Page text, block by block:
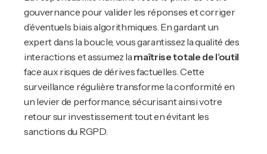
gouvernance pour valider les réponses et corriger
d’éventuels biais algorithmiques. En gardant un
expert dans la boucle, vous garantissez la qualité des
interactions et assumez lamaîtrise totale de l’outil
face aux risques de dérives factuelles. Cette
surveillance régulière transforme la conformité en
un levier de performance, sécurisant ainsi votre
retour sur investissement tout en évitant les
sanctions du RGPD.